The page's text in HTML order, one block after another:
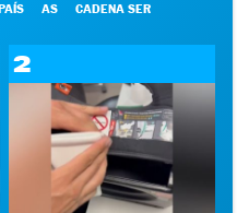
AS CADENA SER
2